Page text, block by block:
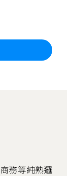
務等純熟邏